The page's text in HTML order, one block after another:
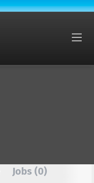
Jobs (0)